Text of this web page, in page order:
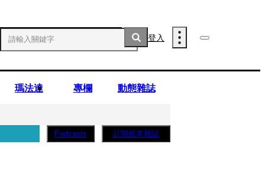
登入
瑪法達 專欄 動態雜誌
Podcasts 訂閱紙本雜誌